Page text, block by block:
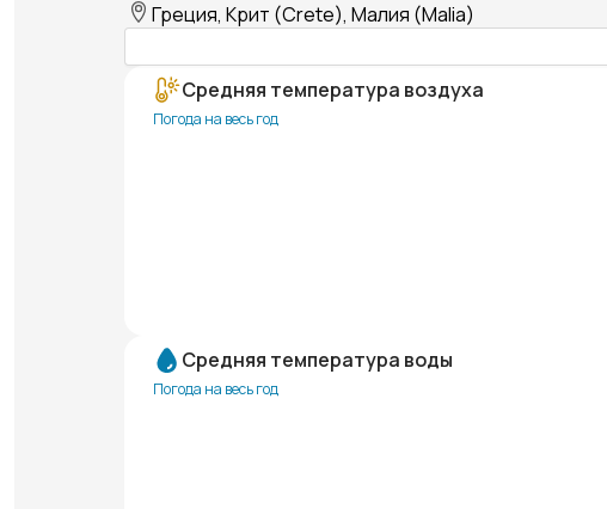
Греция, Крит (Crete), Малия (Malia)
Средняя температура воздуха
Погода на весь год
Средняя температура воды
Погода на весь год